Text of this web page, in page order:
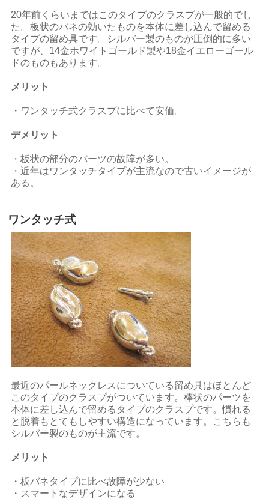
20年前くらいまではこのタイプのクラスプが一般的でし
た。板状のバネの効いたものを本体に差し込んで留める
タイプの留め具です。シルバー製のものが圧倒的に多い
ですが、14金ホワイトゴールド製や18金イエローゴール
ドのものもあります。
メリット
・ワンタッチ式クラスプに比べて安価。
デメリット
・板状の部分のバーツの故障が多い。
・近年はワンタッチタイプが主流なので古いイメージが
ある。
ワンタッチ式
最近のパールネックレスについている留め具はほとんど
このタイプのクラスプがついています。棒状のパーツを
本体に差し込んで留めるタイプのクラスプです。慣れる
と脱着もとてもしやすい構造になっています。こちらも
シルバー製のものが主流です。
メリット
・板バネタイプに比べ故障が少ない
・スマートなデザインになる